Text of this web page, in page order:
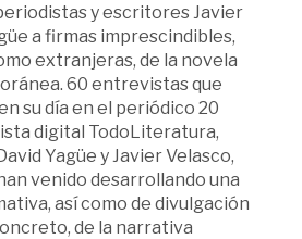
y escritores Javier
a firmas imprescindibles,
extranjeras, de la novela
60 entrevistas que
su día en el periódico 20
digital TodoLiteratura,
Yagüe y Javier Velasco,
venido desarrollando una
así como de divulgación
de la narrativa